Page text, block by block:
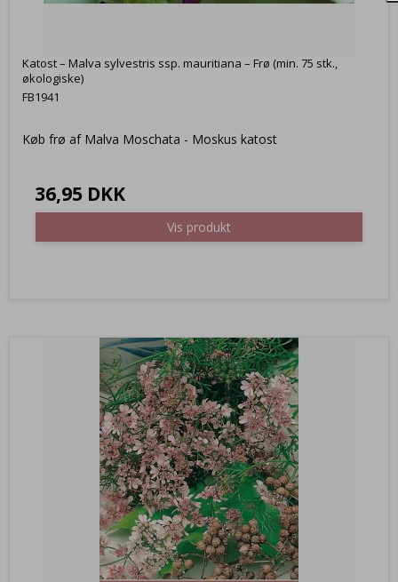
Katost – Malva sylvestris ssp. mauritiana – Frø (min. 75 stk.,
økologiske)
FB1941
Køb frø af Malva Moschata - Moskus katost
36,95 DKK
Vis produkt